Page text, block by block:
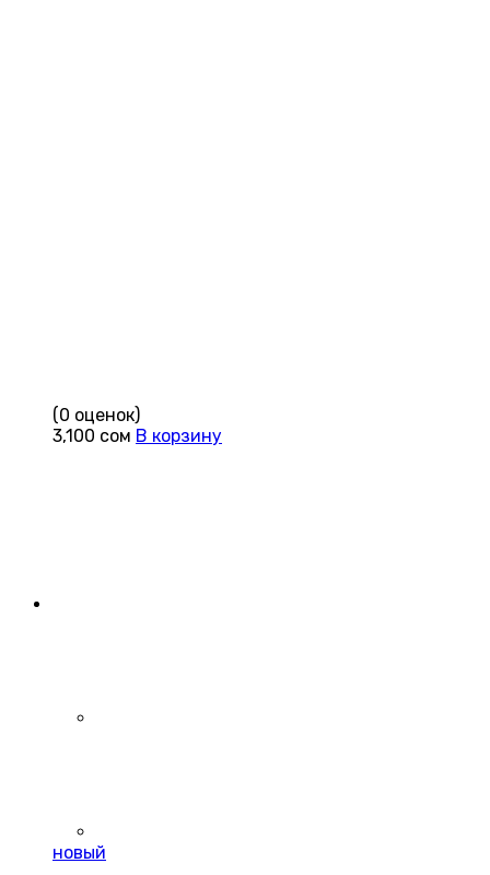
(0 оценок)
3,100 сом В корзину
новый